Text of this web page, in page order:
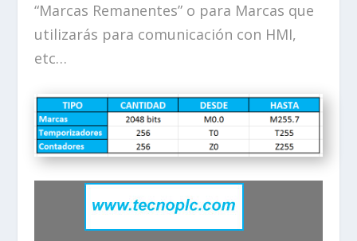
“Marcas Remanentes” o para Marcas que
utilizarás para comunicación con HMI,
etc…